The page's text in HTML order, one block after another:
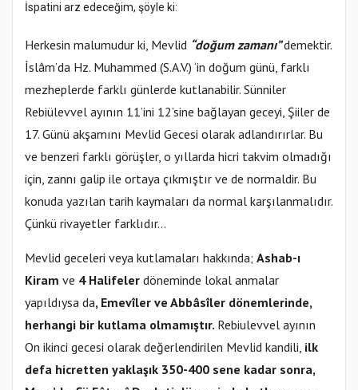
İspatini arz edeceğim, şöyle ki:
Herkesin malumudur ki, Mevlid “doğum zamanı”demektir.
İslâm’da Hz. Muhammed (S.A.V.) ‘in doğum günü, farklı
mezheplerde farklı günlerde kutlanabilir. Sünniler
Rebiülevvel ayının 11’ini 12’sine bağlayan geceyi, Şiiler de
17. Günü akşamını Mevlid Gecesi olarak adlandırırlar. Bu
ve benzeri farklı görüşler, o yıllarda hicri takvim olmadığı
için, zannı galip ile ortaya çıkmıştır ve de normaldir. Bu
konuda yazılan tarih kaymaları da normal karşılanmalıdır.
Çünkü rivayetler farklıdır…
Mevlid geceleri veya kutlamaları hakkında; Ashab-ı
Kiram ve 4 Halifeler döneminde lokal anmalar
yapıldıysa da, Emevîler ve Abbâsîler dönemlerinde,
herhangi bir kutlama olmamıştır. Rebiulevvel ayının
On ikinci gecesi olarak değerlendirilen Mevlid kandili, ilk
defa hicretten yaklaşık 350-400 sene kadar sonra,